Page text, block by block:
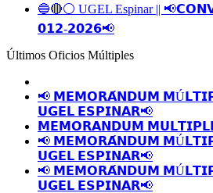
🔵🔴⚪️ UGEL Espinar ||
𝟬𝟭𝟮-𝟮𝟬𝟮𝟲📢
Últimos Oficios Múltiples
📢 𝗠𝗘𝗠𝗢𝗥𝗔́𝗡𝗗𝗨𝗠
𝗨𝗚𝗘𝗟 𝗘𝗦𝗣𝗜𝗡𝗔𝗥📢
𝗠𝗘𝗠𝗢𝗥𝗔𝗡𝗗𝗨𝗠 𝗠𝗨𝗟𝗧𝗜𝗣𝗟𝗘
📢 𝗠𝗘𝗠𝗢𝗥𝗔́𝗡𝗗𝗨𝗠
𝗨𝗚𝗘𝗟 𝗘𝗦𝗣𝗜𝗡𝗔𝗥📢
📢 𝗠𝗘𝗠𝗢𝗥𝗔́𝗡𝗗𝗨𝗠
𝗨𝗚𝗘𝗟 𝗘𝗦𝗣𝗜𝗡𝗔𝗥📢